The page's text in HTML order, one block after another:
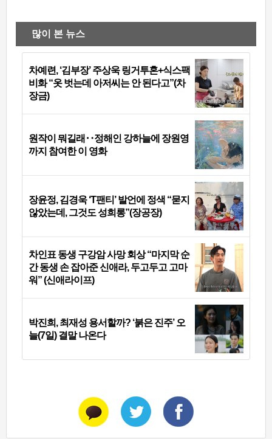
많이 본 뉴스
차예련, ‘김부장’ 주상욱 링거투혼+식스팩
비화 “옷 벗는데 아저씨는 안 된다고”(차
장금)
원작이 뭐길래‥정해인 강하늘에 장원영
까지 참여한 이 영화
장윤정, 김경욱 ‘T팬티’ 발언에 정색 “묻지
않았는데, 그것도 성희롱”(장공장)
차인표 동생 구강암 사망 회상 “마지막 순
간 동생 손 잡아준 신애라, 두고두고 고마
워” (신애라이프)
박진희, 최재성 용서할까? ‘붉은 진주’ 오
늘(7일) 결말 나온다